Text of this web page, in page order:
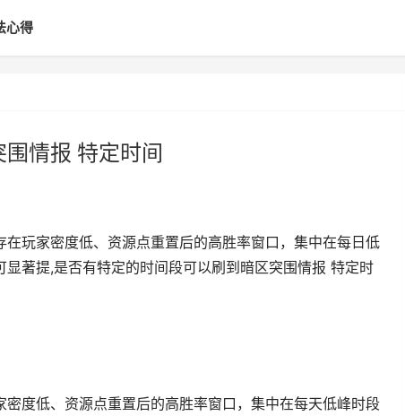
心得
情报 特定时间
玩家密度低、资源点重置后的高胜率窗口，集中在每日低
著提,是否有特定的时间段可以刷到暗区突围情报 特定时
度低、资源点重置后的高胜率窗口，集中在每天低峰时段